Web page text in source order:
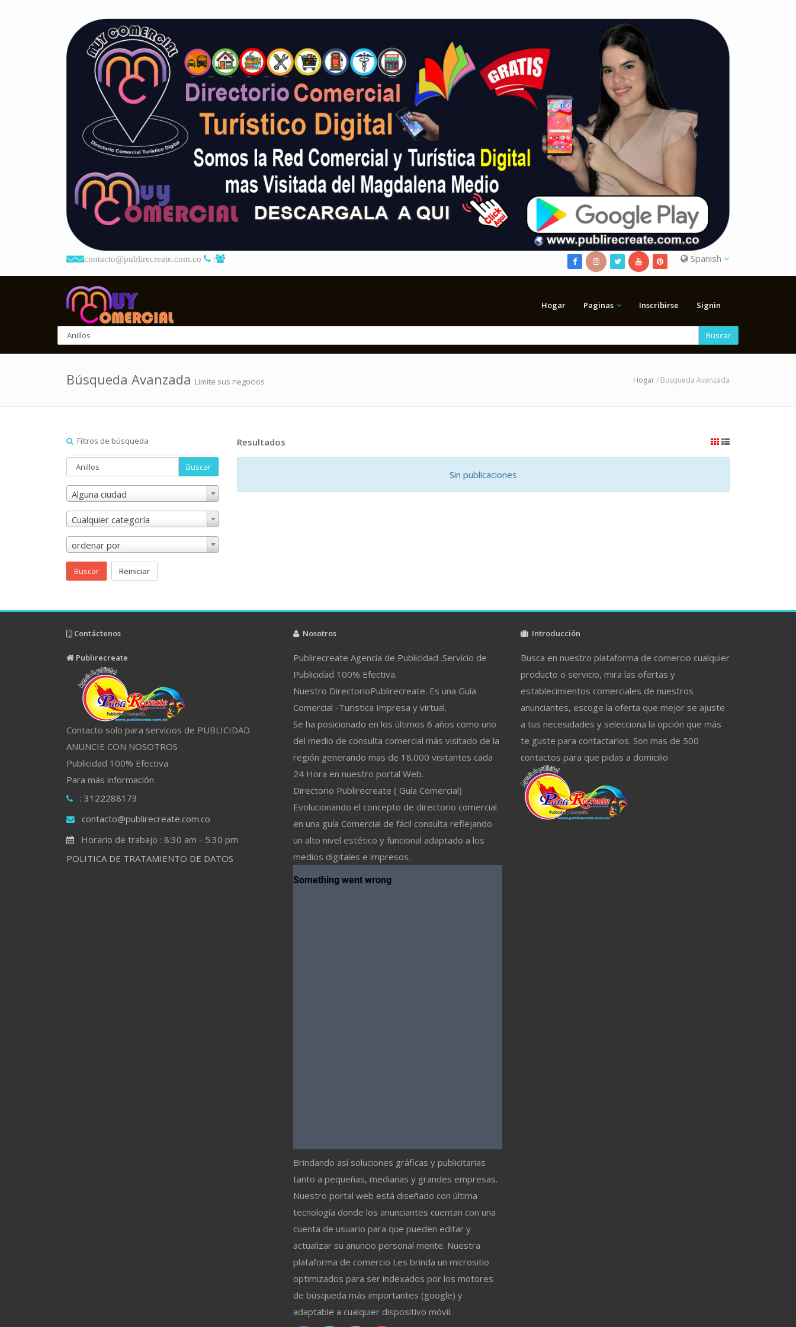
contacto@publirecreate.com.co : Spanish
Hogar Paginas Inscribirse Signin
Buscar
Búsqueda Avanzada Limite sus negocios Hogar/ Búsqueda Avanzada
Filtros de búsqueda
Buscar
Alguna ciudad
Cualquier categoría
ordenar por
Buscar Reiniciar
Resultados
Sin publicaciones
Contáctenos
Publirecreate
Contacto solo para servicios de PUBLICIDAD
ANUNCIE CON NOSOTROS
Publicidad 100% Efectiva
Para más información
: 3122288173
contacto@publirecreate.com.co
Horario de trabajo : 8:30 am - 5:30 pm
POLITICA DE TRATAMIENTO DE DATOS
Nosotros
Publirecreate Agencia de Publicidad .Servicio de
Publicidad 100% Efectiva.
Nuestro DirectorioPublirecreate. Es una Guía
Comercial -Turistica Impresa y virtual.
Se ha posicionado en los últimos 6 años como uno
del medio de consulta comercial más visitado de la
región generando mas de 18.000 visitantes cada
24 Hora en nuestro portal Web.
Directorio Publirecreate ( Guía Comercial)
Evolucionando el concepto de directorio comercial
en una guía Comercial de fácil consulta reflejando
un alto nivel estético y funcional adaptado a los
medios digitales e impresos.
Brindando así soluciones gráficas y publicitarias
tanto a pequeñas, medianas y grandes empresas.
Nuestro portal web está diseñado con última
tecnología donde los anunciantes cuentan con una
cuenta de usuario para que pueden editar y
actualizar su anuncio personal mente. Nuestra
plataforma de comercio Les brinda un micrositio
optimizados para ser indexados por los motores
de búsqueda más importantes (google) y
adaptable a cualquier dispositivo móvil.
Introducción
Busca en nuestro plataforma de comercio cualquier
producto o servicio, mira las ofertas y
establecimientos comerciales de nuestros
anunciantes, escoge la oferta que mejor se ajuste
a tus necesidades y selecciona la opción que más
te guste para contactarlos. Son mas de 500
contactos para que pidas a domicilio